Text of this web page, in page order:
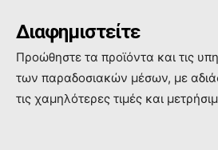
Διαφημιστείτε
Προώθηστε τα προϊόντα και τις
των παραδοσιακών μέσων, με
τις χαμηλότερες τιμές και